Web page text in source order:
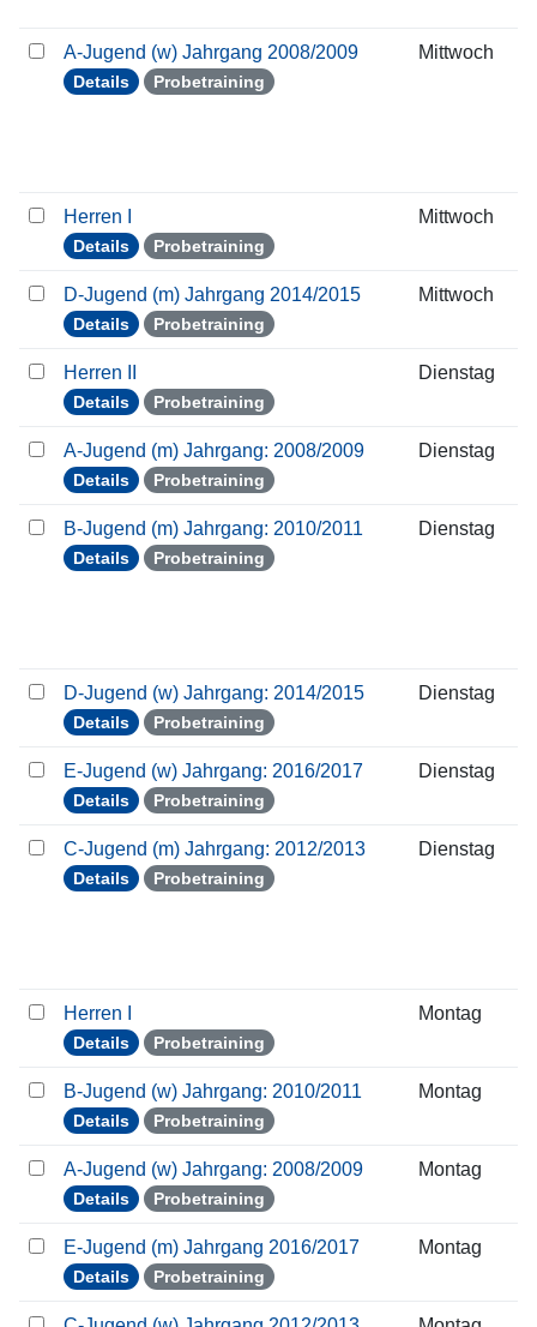
A-Jugend (w) Jahrgang 2008/2009
Details Probetraining
Mittwoch
Herren I
Details Probetraining
Mittwoch
D-Jugend (m) Jahrgang 2014/2015
Details Probetraining
Mittwoch
Herren II
Details Probetraining
Dienstag
A-Jugend (m) Jahrgang: 2008/2009
Details Probetraining
Dienstag
B-Jugend (m) Jahrgang: 2010/2011
Details Probetraining
Dienstag
D-Jugend (w) Jahrgang: 2014/2015
Details Probetraining
Dienstag
E-Jugend (w) Jahrgang: 2016/2017
Details Probetraining
Dienstag
C-Jugend (m) Jahrgang: 2012/2013
Details Probetraining
Dienstag
Herren I
Details Probetraining
Montag
B-Jugend (w) Jahrgang: 2010/2011
Details Probetraining
Montag
A-Jugend (w) Jahrgang: 2008/2009
Details Probetraining
Montag
E-Jugend (m) Jahrgang 2016/2017
Details Probetraining
Montag